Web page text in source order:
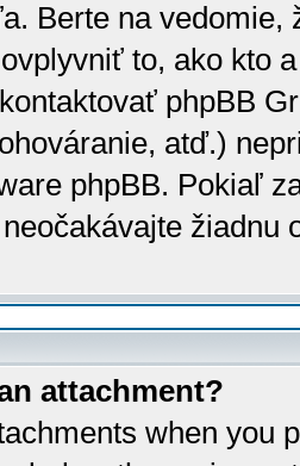
Berte na vedomie,
to, ako kto
phpBB
atď.)
phpBB. Pokiaľ
žiadnu
attachment?
when you